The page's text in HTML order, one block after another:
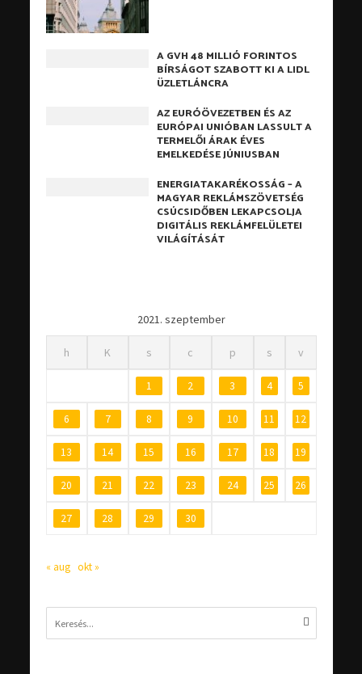
A GVH 48 MILLIÓ FORINTOS
BÍRSÁGOT SZABOTT KI A LIDL
ÜZLETLÁNCRA
AZ EURÓÖVEZETBEN ÉS AZ
EURÓPAI UNIÓBAN LASSULT A
TERMELŐI ÁRAK ÉVES
EMELKEDÉSE JÚNIUSBAN
ENERGIATAKARÉKOSSÁG – A
MAGYAR REKLÁMSZÖVETSÉG
CSÚCSIDŐBEN LEKAPCSOLJA
DIGITÁLIS REKLÁMFELÜLETEI
VILÁGÍTÁSÁT
2021. szeptember
h K s c p s v
1 2 3 4 5
6 7 8 9 10 11 12
13 14 15 16 17 18 19
20 21 22 23 24 25 26
27 28 29 30
« aug okt »